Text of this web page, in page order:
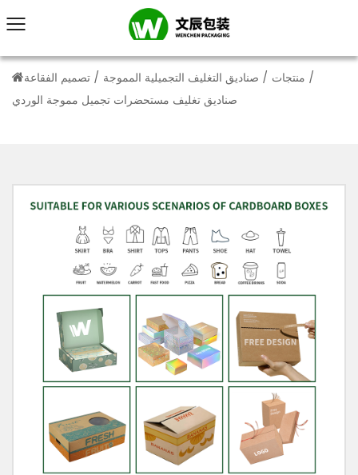
/ منتجات / صناديق التغليف التجميلية المموجة / تصميم الفقاعة
صناديق تغليف مستحضرات تجميل مموجة الوردي